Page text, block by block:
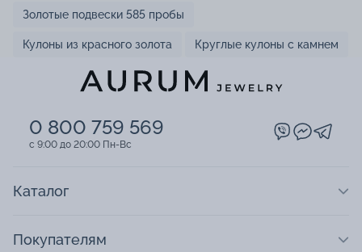
Золотые подвески 585 пробы
Кулоны из красного золота Круглые кулоны с камнем
0 800 759 569
c 9:00 до 20:00 Пн-Вс
Каталог
Покупателям